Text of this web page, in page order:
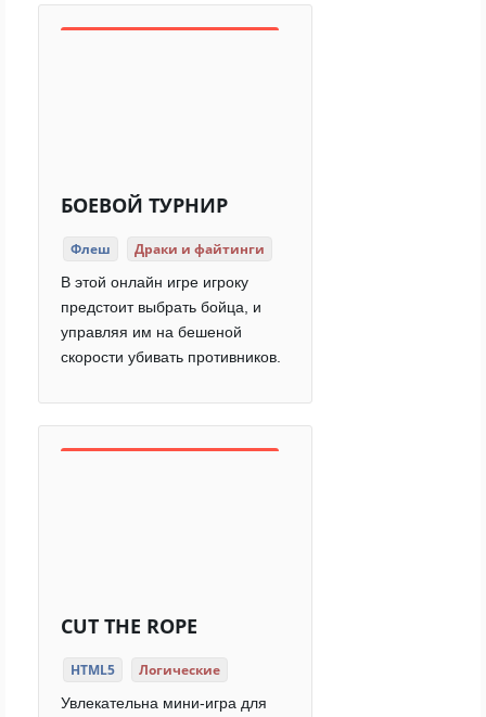
БОЕВОЙ ТУРНИР
Флеш Драки и файтинги
В этой онлайн игре игроку
предстоит выбрать бойца, и
управляя им на бешеной
скорости убивать противников.
CUT THE ROPE
HTML5 Логические
Увлекательна мини-игра для